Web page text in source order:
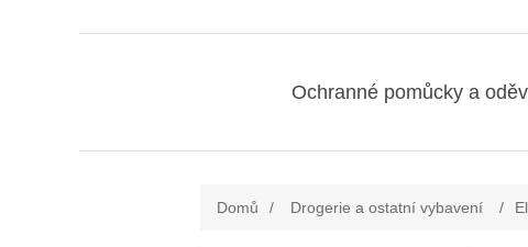
Ochranné pomůcky a
Domů / Drogerie a ostatní vybavení /